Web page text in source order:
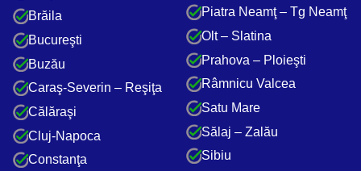
Brăila
Bucureşti
Buzău
Caraş-Severin – Reşiţa
Călăraşi
Cluj-Napoca
Constanţa
Piatra Neamţ – Tg Neamţ
Olt – Slatina
Prahova – Ploieşti
Râmnicu Valcea
Satu Mare
Sălaj – Zalău
Sibiu